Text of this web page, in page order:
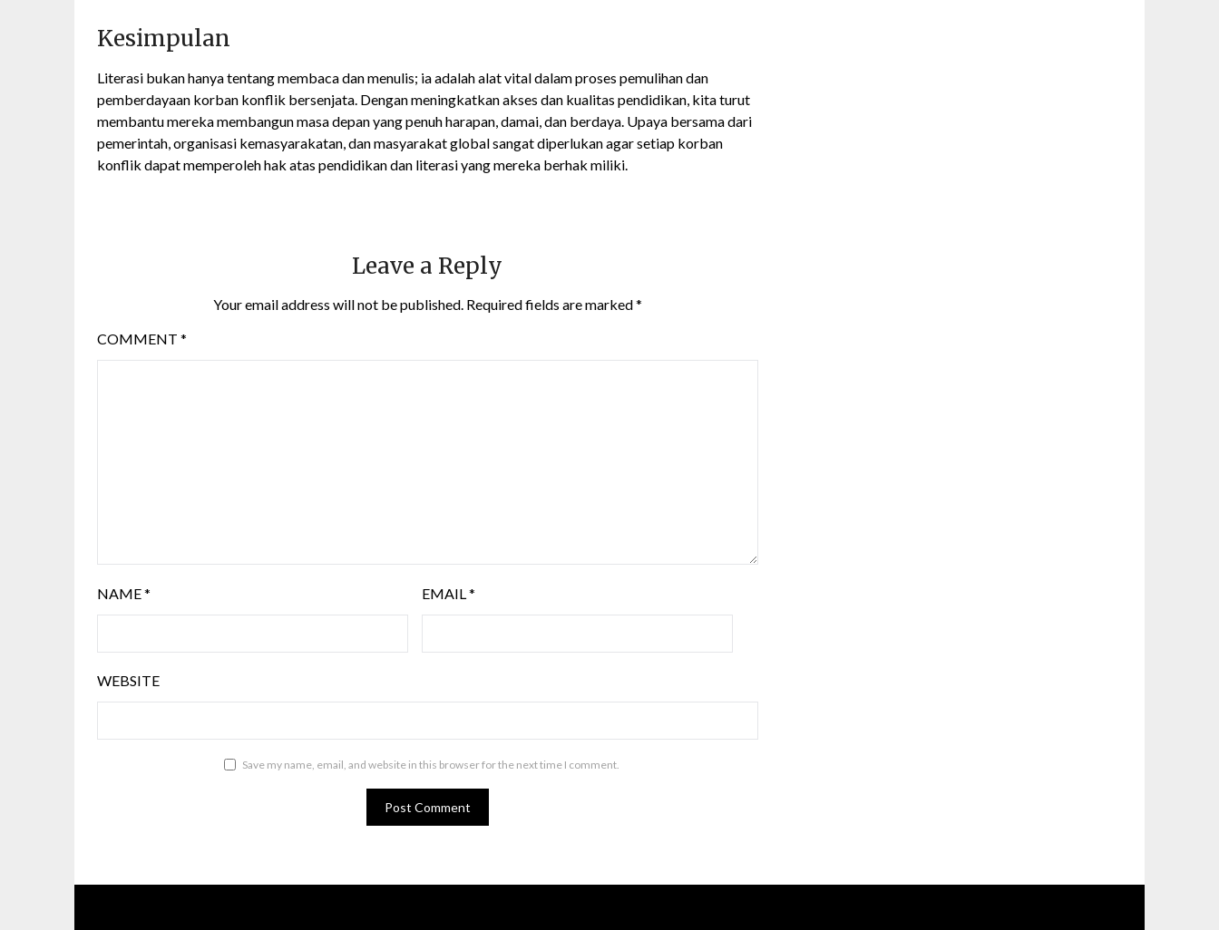
Kesimpulan
Literasi bukan hanya tentang membaca dan menulis; ia adalah alat vital dalam proses pemulihan dan
pemberdayaan korban konflik bersenjata. Dengan meningkatkan akses dan kualitas pendidikan, kita turut
membantu mereka membangun masa depan yang penuh harapan, damai, dan berdaya. Upaya bersama dari
pemerintah, organisasi kemasyarakatan, dan masyarakat global sangat diperlukan agar setiap korban
konflik dapat memperoleh hak atas pendidikan dan literasi yang mereka berhak miliki.
Leave a Reply
Your email address will not be published. Required fields are marked*
COMMENT *
NAME* EMAIL*
WEBSITE
Save my name, email, and website in this browser for the next time I comment.